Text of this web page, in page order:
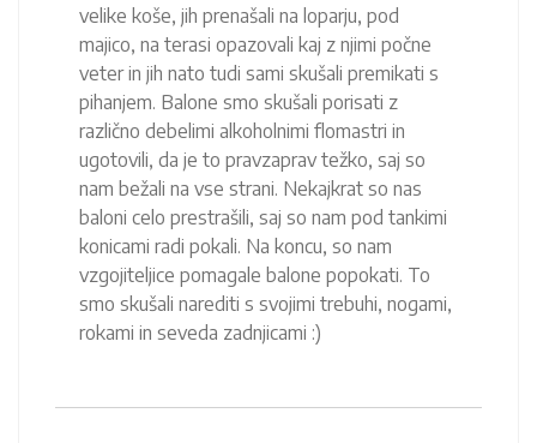
velike koše, jih prenašali na loparju, pod
majico, na terasi opazovali kaj z njimi počne
veter in jih nato tudi sami skušali premikati s
pihanjem. Balone smo skušali porisati z
različno debelimi alkoholnimi flomastri in
ugotovili, da je to pravzaprav težko, saj so
nam bežali na vse strani. Nekajkrat so nas
baloni celo prestrašili, saj so nam pod tankimi
konicami radi pokali. Na koncu, so nam
vzgojiteljice pomagale balone popokati. To
smo skušali narediti s svojimi trebuhi, nogami,
rokami in seveda zadnjicami :)